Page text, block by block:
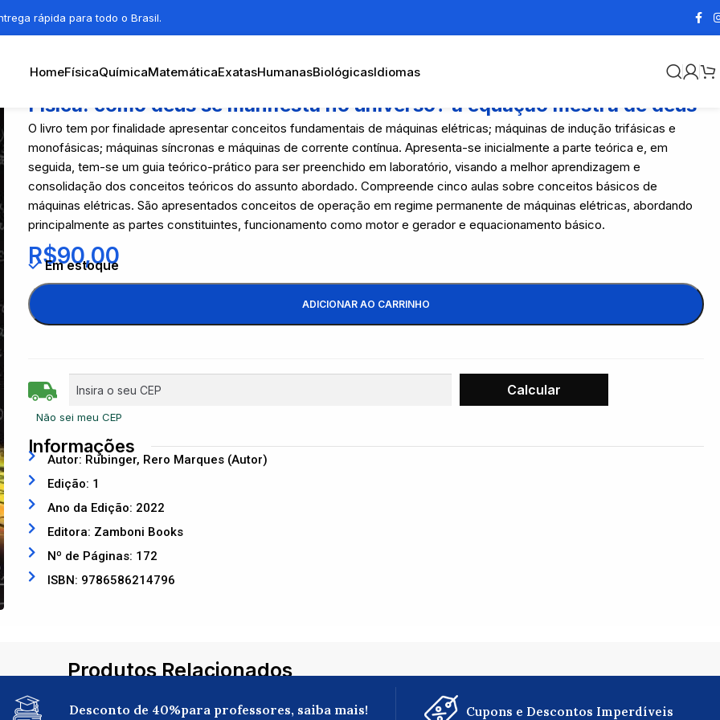
rápida para todo o Brasil.
HomeFísicaQuímicaMatemáticaExatasHumanasBiológicasIdiomas
Física: como deus se manifesta no universo? a equação mestra de deus
O livro tem por finalidade apresentar conceitos fundamentais de máquinas elétricas; máquinas de indução trifásicas e
monofásicas; máquinas síncronas e máquinas de corrente contínua. Apresenta-se inicialmente a parte teórica e, em
seguida, tem-se um guia teórico-prático para ser preenchido em laboratório, visando a melhor aprendizagem e
consolidação dos conceitos teóricos do assunto abordado. Compreende cinco aulas sobre conceitos básicos de
máquinas elétricas. São apresentados conceitos de operação em regime permanente de máquinas elétricas, abordando
principalmente as partes constituintes, funcionamento como motor e gerador e equacionamento básico.
R$90,00
Em estoque
ADICIONAR AO CARRINHO
Não sei meu CEP
Informações
Autor: Rubinger, Rero Marques (Autor)
Edição: 1
Ano da Edição: 2022
Editora: Zamboni Books
Nº de Páginas: 172
ISBN: 9786586214796
Produtos Relacionados
Desconto de 40%para professores, saiba mais! Cupons e Descontos Imperdíveis